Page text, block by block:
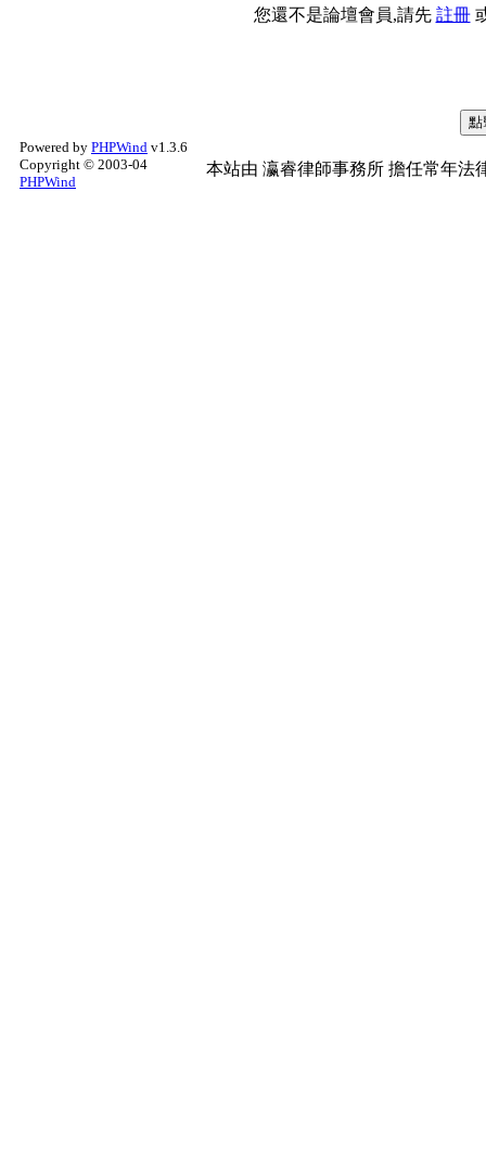
您還不是論壇會員,請先 註冊
Powered by PHPWind v1.3.6
Copyright © 2003-04
PHPWind
本站由 瀛睿律師事務所 擔任常年法